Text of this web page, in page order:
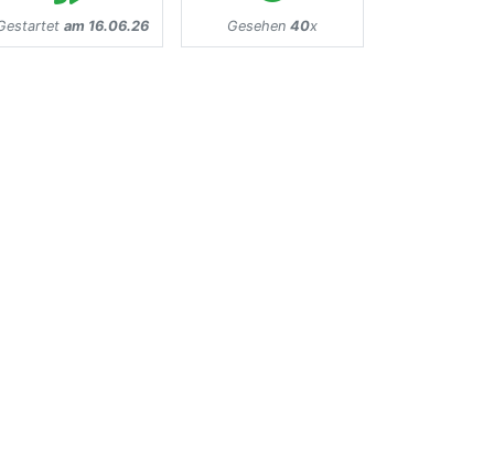
am 16.06.26 Gesehen 40x